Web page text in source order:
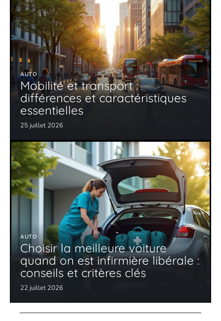
AUTO
Mobilité et transport :
différences et caractéristiques
essentielles
25 juillet 2026
AUTO
Choisir la meilleure voiture
quand on est infirmière libérale :
conseils et critères clés
22 juillet 2026